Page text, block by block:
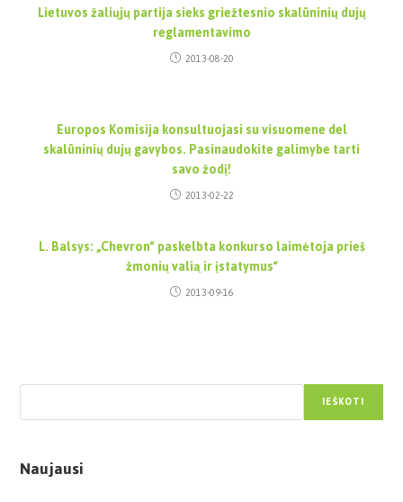
Lietuvos žaliųjų partija sieks griežtesnio skalūninių dujų
reglamentavimo
2013-08-20
Europos Komisija konsultuojasi su visuomene del
skalūninių dujų gavybos. Pasinaudokite galimybe tarti
savo žodį!
2013-02-22
L. Balsys: „Chevron“ paskelbta konkurso laimėtoja prieš
žmonių valią ir įstatymus“
2013-09-16
IEŠKOTI
Naujausi